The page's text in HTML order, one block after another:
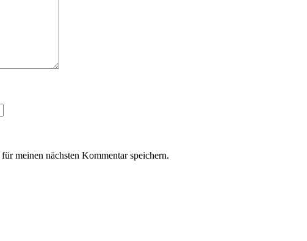
meinen nächsten Kommentar speichern.